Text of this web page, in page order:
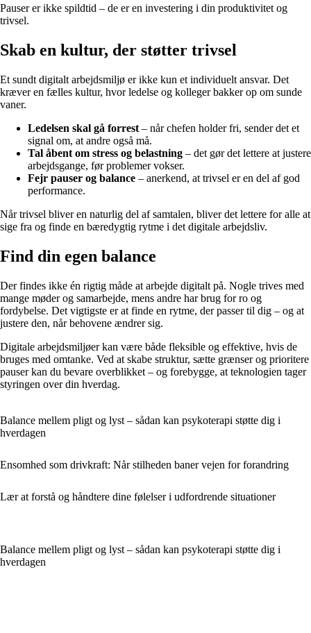
Pauser er ikke spildtid – de er en investering i din produktivitet og
trivsel.
Skab en kultur, der støtter trivsel
Et sundt digitalt arbejdsmiljø er ikke kun et individuelt ansvar. Det
kræver en fælles kultur, hvor ledelse og kolleger bakker op om sunde
vaner.
Ledelsen skal gå forrest – når chefen holder fri, sender det et
signal om, at andre også må.
Tal åbent om stress og belastning – det gør det lettere at justere
arbejdsgange, før problemer vokser.
Fejr pauser og balance – anerkend, at trivsel er en del af god
performance.
Når trivsel bliver en naturlig del af samtalen, bliver det lettere for alle at
sige fra og finde en bæredygtig rytme i det digitale arbejdsliv.
Find din egen balance
Der findes ikke én rigtig måde at arbejde digitalt på. Nogle trives med
mange møder og samarbejde, mens andre har brug for ro og
fordybelse. Det vigtigste er at finde en rytme, der passer til dig – og at
justere den, når behovene ændrer sig.
Digitale arbejdsmiljøer kan være både fleksible og effektive, hvis de
bruges med omtanke. Ved at skabe struktur, sætte grænser og prioritere
pauser kan du bevare overblikket – og forebygge, at teknologien tager
styringen over din hverdag.
Balance mellem pligt og lyst – sådan kan psykoterapi støtte dig i
hverdagen
Ensomhed som drivkraft: Når stilheden baner vejen for forandring
Lær at forstå og håndtere dine følelser i udfordrende situationer
Balance mellem pligt og lyst – sådan kan psykoterapi støtte dig i
hverdagen